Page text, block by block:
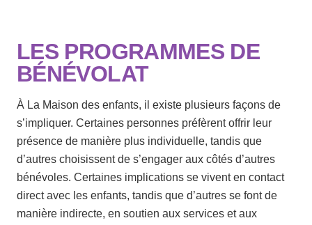
LES PROGRAMMES DE
BÉNÉVOLAT
À La Maison des enfants, il existe plusieurs façons de
s’impliquer. Certaines personnes préfèrent offrir leur
présence de manière plus individuelle, tandis que
d’autres choisissent de s’engager aux côtés d’autres
bénévoles. Certaines implications se vivent en contact
direct avec les enfants, tandis que d’autres se font de
manière indirecte, en soutien aux services et aux